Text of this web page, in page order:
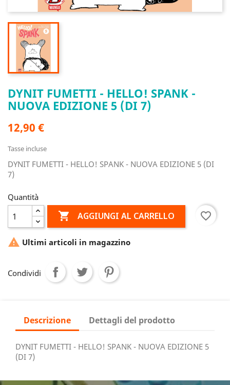
DYNIT FUMETTI - HELLO! SPANK -
NUOVA EDIZIONE 5 (DI 7)
12,90 €
Tasse incluse
DYNIT FUMETTI - HELLO! SPANK - NUOVA EDIZIONE 5 (DI
7)
Quantità
 AGGIUNGI AL CARRELLO favorite_border
 Ultimi articoli in magazzino
Condividi
Descrizione Dettagli del prodotto
DYNIT FUMETTI - HELLO! SPANK - NUOVA EDIZIONE 5
(DI 7)